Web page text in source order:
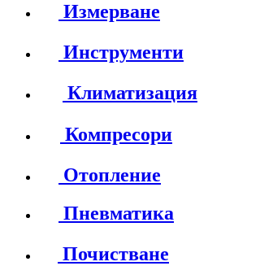
Измерване
Инструменти
Климатизация
Компресори
Отопление
Пневматика
Почистване